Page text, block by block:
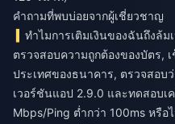
คำถามที่พบบ่อยจากผู้เชี่ยวชาญ
ทำไมการเติมเงินของฉันถึงล้ม
ตรวจสอบความถูกต้องของบัตร,
ประเทศของธนาคาร, ตรวจสอ
เวอร์ชันแอป 2.9.0 และทดสอบเ
Mbps/Ping ต่ำกว่า 100ms หรือ